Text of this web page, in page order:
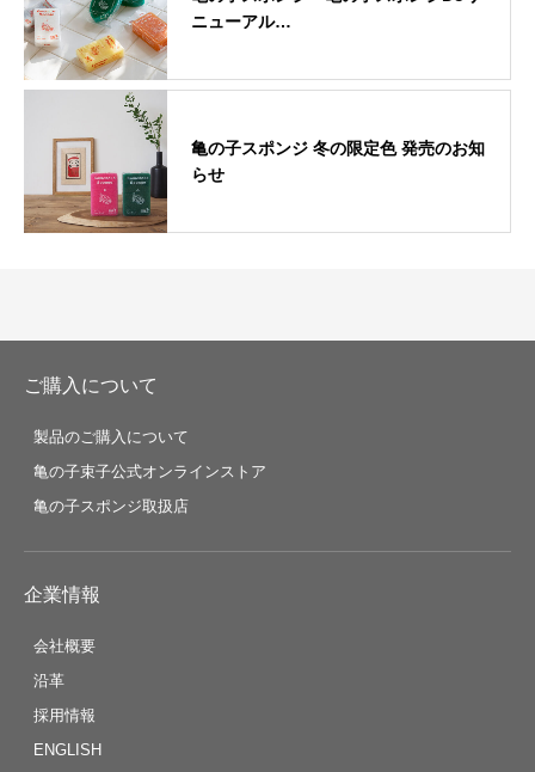
ニューアル…
亀の子スポンジ 冬の限定色 発売のお知
らせ
ご購入について
製品のご購入について
亀の子束子公式オンラインストア
亀の子スポンジ取扱店
企業情報
会社概要
沿革
採用情報
ENGLISH